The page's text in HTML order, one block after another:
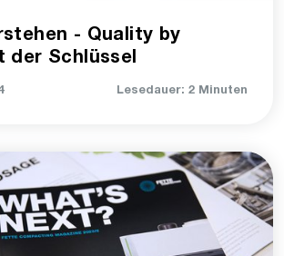
- Quality by
der Schlüssel
Lesedauer: 2 Minuten